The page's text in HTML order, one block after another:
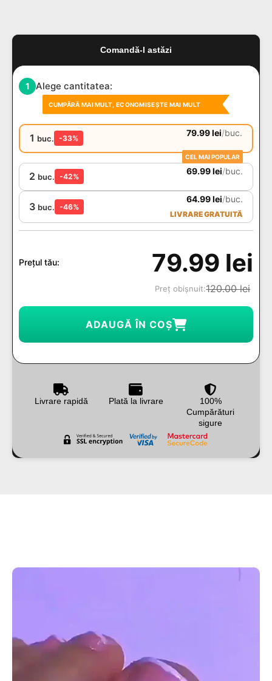
Comandă-l astăzi
1 Alege cantitatea:
CUMPĂRĂ MAI MULT, ECONOMISEȘTE MAI MULT
1 buc. -33%
79.99lei/buc.
CEL MAI POPULAR
2 buc. -42%
69.99lei/buc.
3 buc. -46%
64.99lei/buc.
LIVRARE GRATUITĂ
Prețul tău: 79.99 lei
Preț obișnuit:120.00lei
ADAUGĂ ÎN COȘ
Livrare rapidă Plată la livrare
100%
Cumpărături
sigure